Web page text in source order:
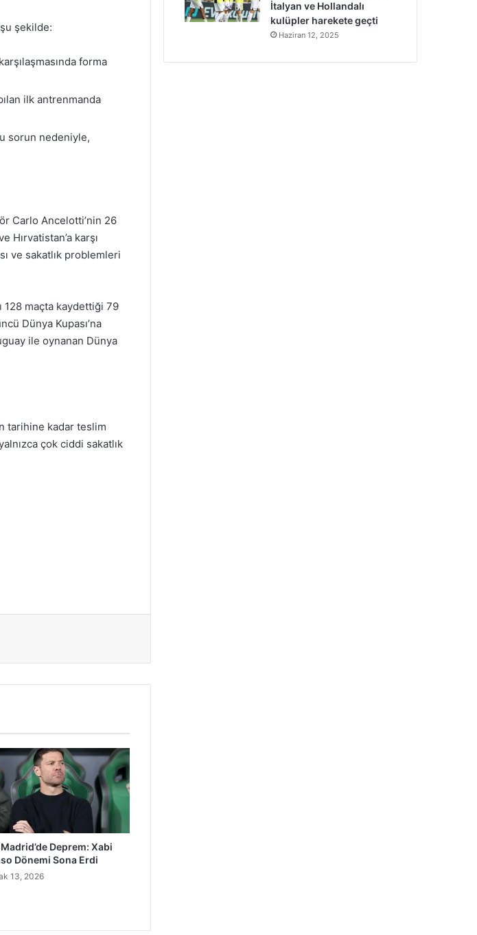
şekilde:
forma
ilk antrenmanda
sorun nedeniyle,
Carlo Ancelotti’nin 26
Hırvatistan’a karşı
ve sakatlık problemleri
128 maçta kaydettiği 79
Dünya Kupası’na
ile oynanan Dünya
tarihine kadar teslim
çok ciddi sakatlık
Madrid’de Deprem: Xabi
Dönemi Sona Erdi
13, 2026
İtalyan ve Hollandalı
kulüpler harekete geçti
Haziran 12, 2025